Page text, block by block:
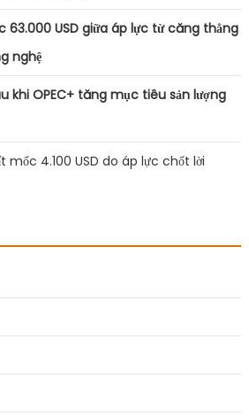
63.000 USD giữa áp lực từ căng thẳng
nghệ
khi OPEC+ tăng mục tiêu sản lượng
mốc 4.100 USD do áp lực chốt lời